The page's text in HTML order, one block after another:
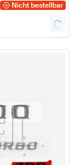
Nicht bestellbar